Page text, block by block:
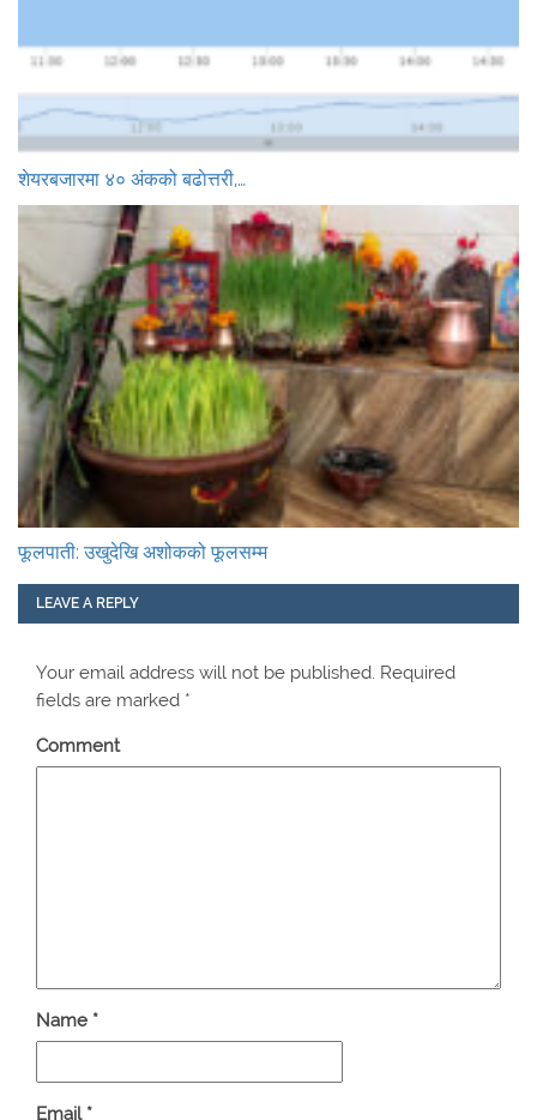
शेयरबजारमा ४० अंकको बढाेत्तरी,…
फूलपाती: उखुदेखि अशोकको फूलसम्म
LEAVE A REPLY
Your email address will not be published. Required
fields are marked *
Comment
Name *
Email *